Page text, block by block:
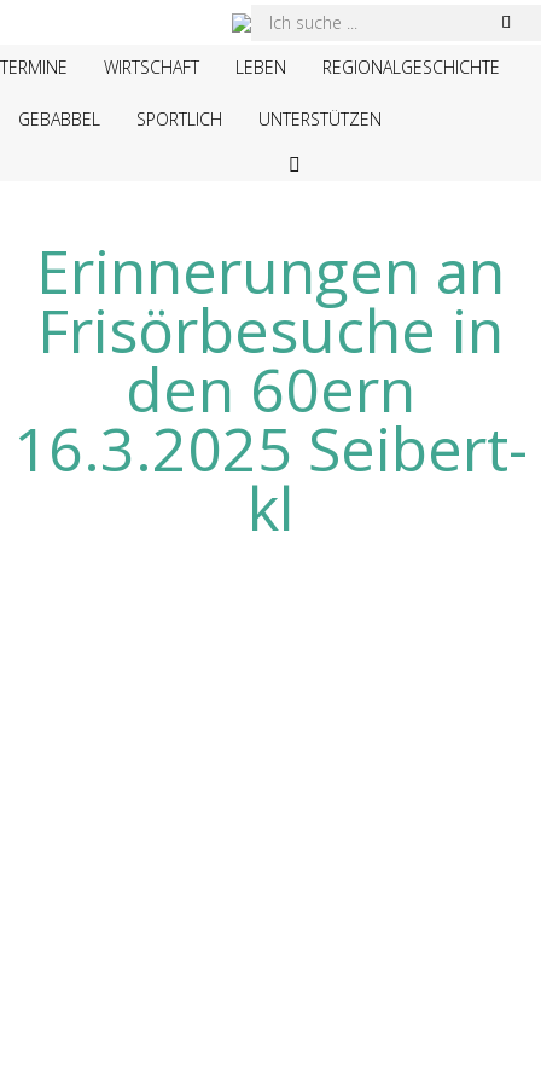
TERMINE WIRTSCHAFT LEBEN REGIONALGESCHICHTE
GEBABBEL SPORTLICH UNTERSTÜTZEN
Facebook
in
new
window
Erinnerungen an
Frisörbesuche in
den 60ern
16.3.2025 Seibert-
kl